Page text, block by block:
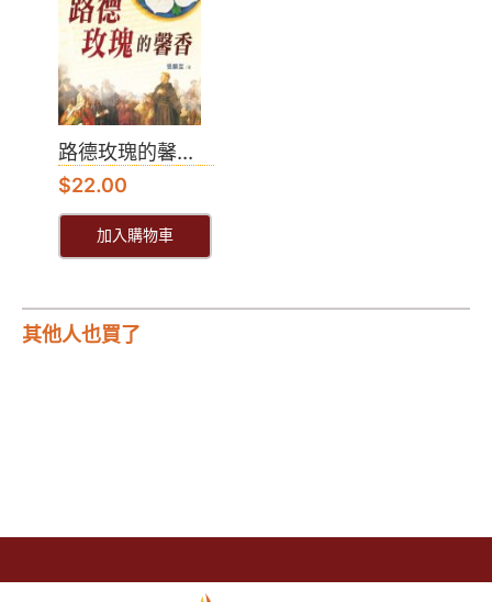
路德玫瑰的馨...
$22.00
加入購物車
其他人也買了